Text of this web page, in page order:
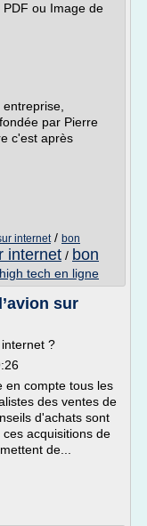
ou Image de
par Pierre
c'est après
internet/ bon
internet / bon
tech en ligne
sur
?
en compte tous les
des ventes de
d'achats sont
acquisitions de
de...